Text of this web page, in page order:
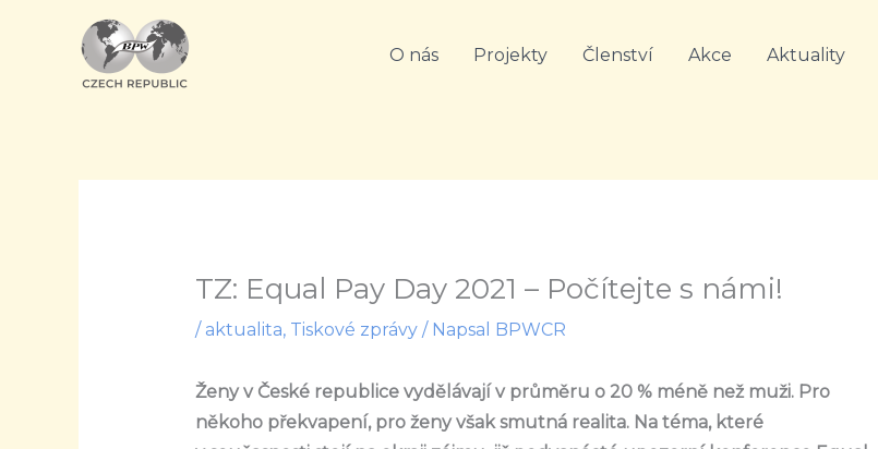
O nás Projekty Členství Akce Aktuality
TZ: Equal Pay Day 2021 – Počítejte s námi!
/ aktualita, Tiskové zprávy/ Napsal BPWCR
Ženy v České republice vydělávají v průměru o 20 % méně než muži. Pro
někoho překvapení, pro ženy však smutná realita. Na téma, které